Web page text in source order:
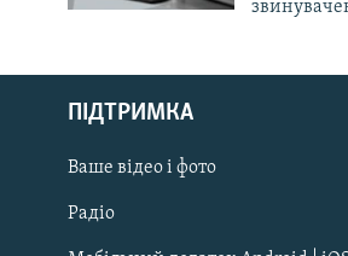
Русский
Qırımtatar
ДОЛУЧАЙСЯ!
ПІДТРИМКА
Ваше відео і фото
Радіо